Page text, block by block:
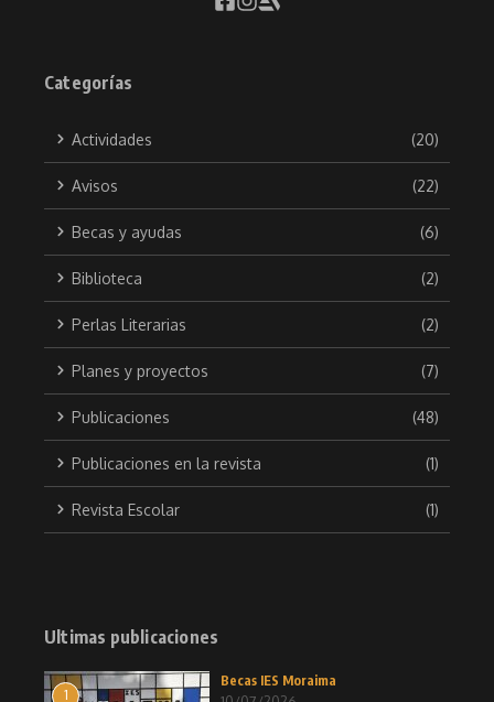
Categorías
Actividades (20)
Avisos (22)
Becas y ayudas (6)
Biblioteca (2)
Perlas Literarias (2)
Planes y proyectos (7)
Publicaciones (48)
Publicaciones en la revista (1)
Revista Escolar (1)
Ultimas publicaciones
1
Becas IES Moraima